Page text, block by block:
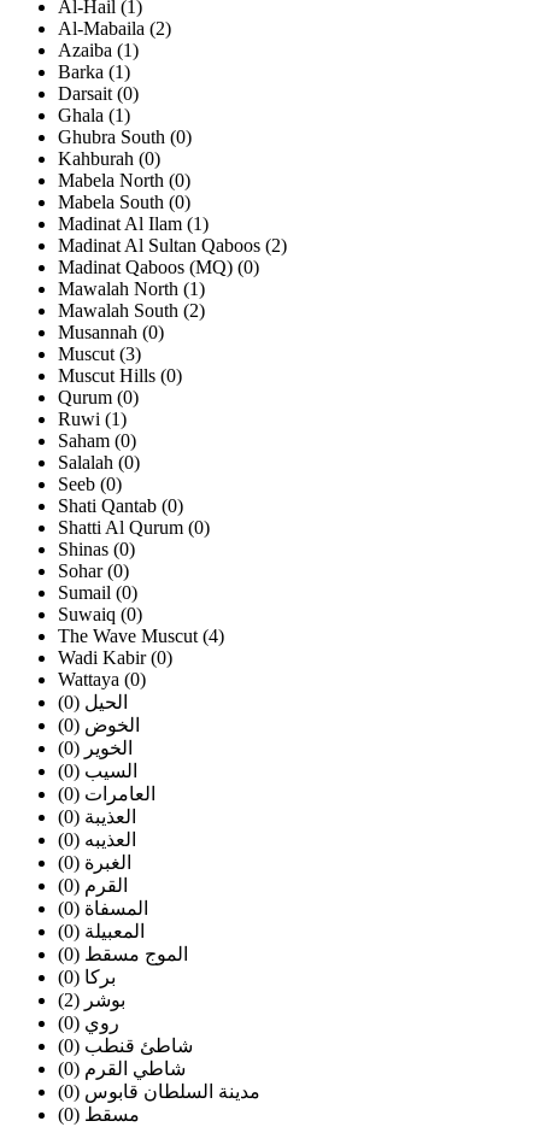
Al-Hail (1)
Al-Mabaila (2)
Azaiba (1)
Barka (1)
Darsait (0)
Ghala (1)
Ghubra South (0)
Kahburah (0)
Mabela North (0)
Mabela South (0)
Madinat Al Ilam (1)
Madinat Al Sultan Qaboos (2)
Madinat Qaboos (MQ) (0)
Mawalah North (1)
Mawalah South (2)
Musannah (0)
Muscut (3)
Muscut Hills (0)
Qurum (0)
Ruwi (1)
Saham (0)
Salalah (0)
Seeb (0)
Shati Qantab (0)
Shatti Al Qurum (0)
Shinas (0)
Sohar (0)
Sumail (0)
Suwaiq (0)
The Wave Muscut (4)
Wadi Kabir (0)
Wattaya (0)
الحيل (0)
الخوض (0)
الخوير (0)
السيب (0)
العامرات (0)
العذيبة (0)
العذيبه (0)
الغبرة (0)
القرم (0)
المسفاة (0)
المعبيلة (0)
الموج مسقط (0)
بركا (0)
بوشر (2)
روي (0)
شاطئ قنطب (0)
شاطي القرم (0)
مدينة السلطان قابوس (0)
مسقط (0)